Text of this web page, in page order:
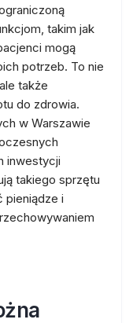
takim jak
mogą
potrzeb. To nie
także
do zdrowia.
w Warszawie
inwestycji
takiego sprzętu
pieniądze i